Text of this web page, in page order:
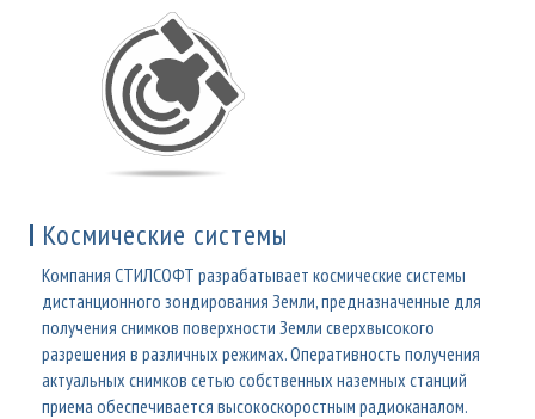
Космические системы
Компания СТИЛСОФТ разрабатывает космические системы
дистанционного зондирования Земли, предназначенные для
получения снимков поверхности Земли сверхвысокого
разрешения в различных режимах. Оперативность получения
актуальных снимков сетью собственных наземных станций
приема обеспечивается высокоскоростным радиоканалом.